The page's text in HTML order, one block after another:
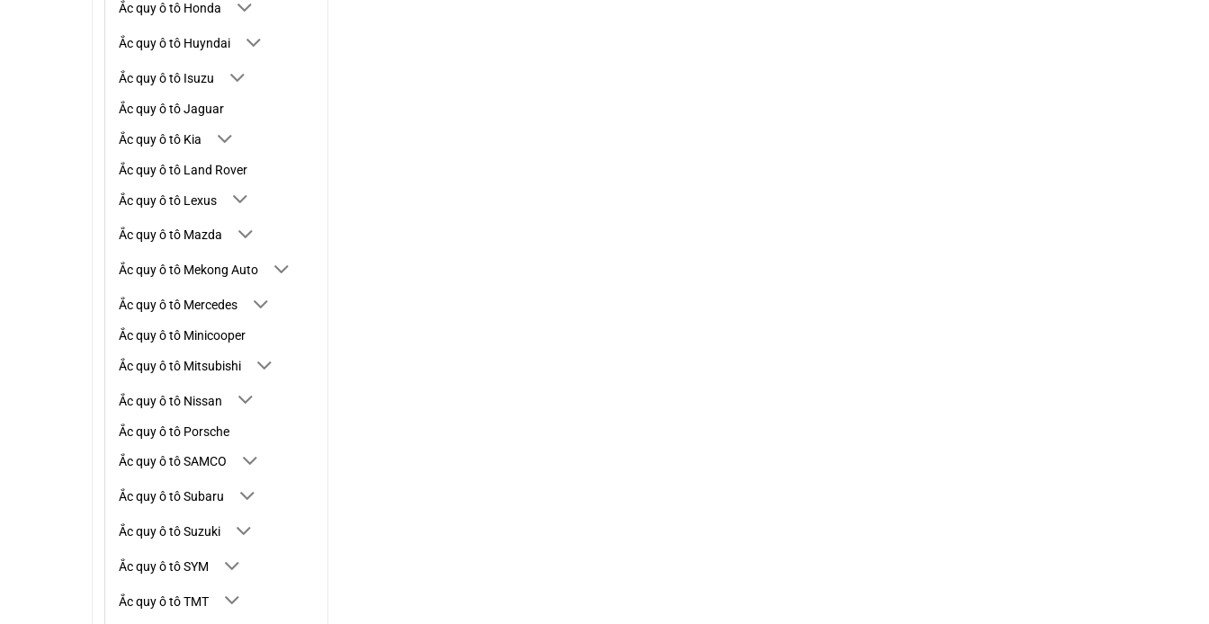
Ắc quy ô tô Honda
Ắc quy ô tô Huyndai
Ắc quy ô tô Isuzu
Ắc quy ô tô Jaguar
Ắc quy ô tô Kia
Ắc quy ô tô Land Rover
Ắc quy ô tô Lexus
Ắc quy ô tô Mazda
Ắc quy ô tô Mekong Auto
Ắc quy ô tô Mercedes
Ắc quy ô tô Minicooper
Ắc quy ô tô Mitsubishi
Ắc quy ô tô Nissan
Ắc quy ô tô Porsche
Ắc quy ô tô SAMCO
Ắc quy ô tô Subaru
Ắc quy ô tô Suzuki
Ắc quy ô tô SYM
Ắc quy ô tô TMT